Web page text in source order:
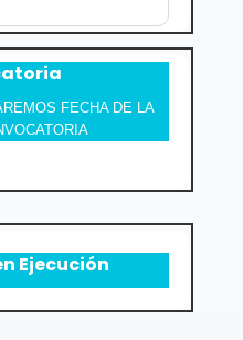
FECHA DE LA
Ejecución